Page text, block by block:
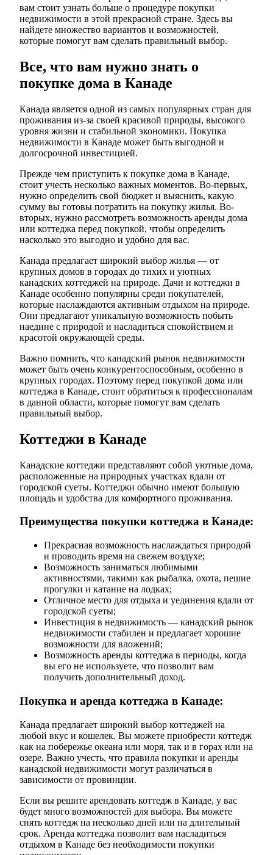
вам стоит узнать больше о процедуре покупки
недвижимости в этой прекрасной стране. Здесь вы
найдете множество вариантов и возможностей,
которые помогут вам сделать правильный выбор.
Все, что вам нужно знать о
покупке дома в Канаде
Канада является одной из самых популярных стран для
проживания из-за своей красивой природы, высокого
уровня жизни и стабильной экономики. Покупка
недвижимости в Канаде может быть выгодной и
долгосрочной инвестицией.
Прежде чем приступить к покупке дома в Канаде,
стоит учесть несколько важных моментов. Во-первых,
нужно определить свой бюджет и выяснить, какую
сумму вы готовы потратить на покупку жилья. Во-
вторых, нужно рассмотреть возможность аренды дома
или коттеджа перед покупкой, чтобы определить
насколько это выгодно и удобно для вас.
Канада предлагает широкий выбор жилья — от
крупных домов в городах до тихих и уютных
канадских коттеджей на природе. Дачи и коттеджи в
Канаде особенно популярны среди покупателей,
которые наслаждаются активным отдыхом на природе.
Они предлагают уникальную возможность побыть
наедине с природой и насладиться спокойствием и
красотой окружающей среды.
Важно помнить, что канадский рынок недвижимости
может быть очень конкурентоспособным, особенно в
крупных городах. Поэтому перед покупкой дома или
коттеджа в Канаде, стоит обратиться к профессионалам
в данной области, которые помогут вам сделать
правильный выбор.
Коттеджи в Канаде
Канадские коттеджи представляют собой уютные дома,
расположенные на природных участках вдали от
городской суеты. Коттеджи обычно имеют большую
площадь и удобства для комфортного проживания.
Преимущества покупки коттеджа в Канаде:
Прекрасная возможность наслаждаться природой
и проводить время на свежем воздухе;
Возможность заниматься любимыми
активностями, такими как рыбалка, охота, пешие
прогулки и катание на лодках;
Отличное место для отдыха и уединения вдали от
городской суеты;
Инвестиция в недвижимость — канадский рынок
недвижимости стабилен и предлагает хорошие
возможности для вложений;
Возможность аренды коттеджа в периоды, когда
вы его не используете, что позволит вам
получить дополнительный доход.
Покупка и аренда коттеджа в Канаде:
Канада предлагает широкий выбор коттеджей на
любой вкус и кошелек. Вы можете приобрести коттедж
как на побережье океана или моря, так и в горах или на
озере. Важно учесть, что правила покупки и аренды
канадской недвижимости могут различаться в
зависимости от провинции.
Если вы решите арендовать коттедж в Канаде, у вас
будет много возможностей для выбора. Вы можете
снять коттедж на несколько дней или на длительный
срок. Аренда коттеджа позволит вам насладиться
отдыхом в Канаде без необходимости покупки